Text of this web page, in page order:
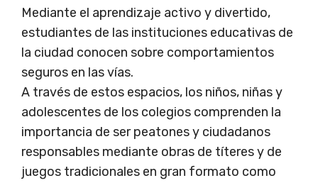
Mediante el aprendizaje activo y divertido,
estudiantes de las instituciones educativas de
la ciudad conocen sobre comportamientos
seguros en las vías.
A través de estos espacios, los niños, niñas y
adolescentes de los colegios comprenden la
importancia de ser peatones y ciudadanos
responsables mediante obras de títeres y de
juegos tradicionales en gran formato como